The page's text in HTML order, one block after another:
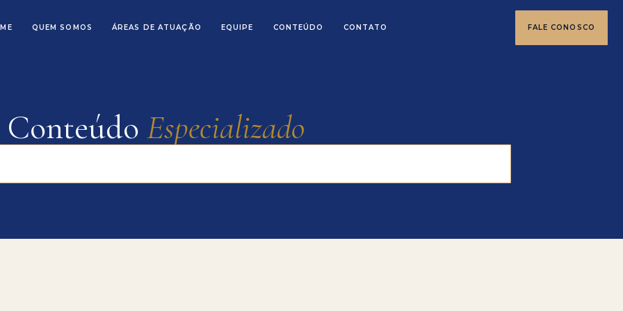
QUEM SOMOS ÁREAS DE ATUAÇÃO EQUIPE CONTEÚDO CONTATO FALE CONOSCO
Conteúdo Especializado